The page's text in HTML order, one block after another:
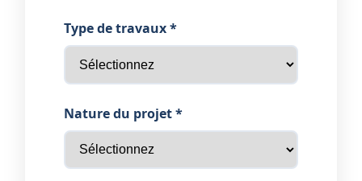
Type de travaux *
Nature du projet *